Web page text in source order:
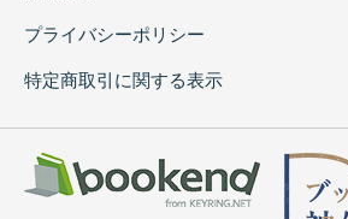
プライバシーポリシー
特定商取引に関する表示